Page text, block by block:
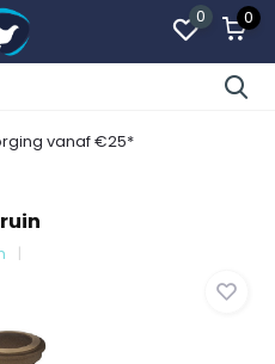
0 0
vanaf €25*